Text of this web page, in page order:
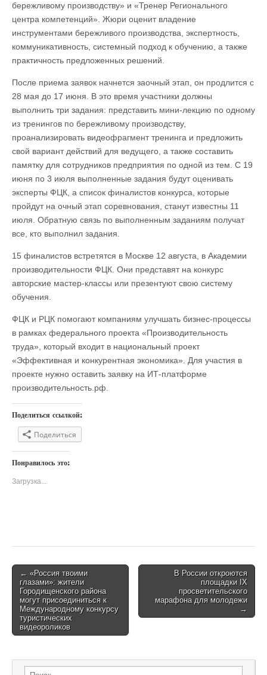
бережливому производству» и «Тренер Регионального
центра компетенций». Жюри оценит владение
инструментами бережливого производства, экспертность,
коммуникативность, системный подход к обучению, а также
практичность предложенных решений.
После приема заявок начнется заочный этап, он продлится с
28 мая до 17 июня. В это время участники должны
выполнить три задания: представить мини-лекцию по одному
из тренингов по бережливому производству,
проанализировать видеофрагмент тренинга и предложить
свой вариант действий для ведущего, а также составить
памятку для сотрудников предприятия по одной из тем. С 19
июня по 3 июля выполненные задания будут оценивать
эксперты ФЦК, а список финалистов конкурса, которые
пройдут на очный этап соревнования, станут известны 11
июля. Обратную связь по выполненным заданиям получат
все, кто выполнил задания.
15 финалистов встретятся в Москве 12 августа, в Академии
производительности ФЦК. Они представят на конкурс
авторские мастер-классы или презентуют свою систему
обучения.
ФЦК и РЦК помогают компаниям улучшать бизнес-процессы
в рамках федерального проекта «Производительность
труда», который входит в национальный проект
«Эффективная и конкурентная экономика». Для участия в
проекте нужно оставить заявку на ИТ-платформе
производительность.рф.
Поделиться ссылкой:
Поделиться
Понравилось это:
Загрузка...
Post navigation
← «Россия твоими
глазами»: жители
Городищенского района
могут присоединиться к
Международному конкурсу
туристических
видеороликов
В России откроются
площадки IX
просветительского
марафона для молодежи
→
Search for: